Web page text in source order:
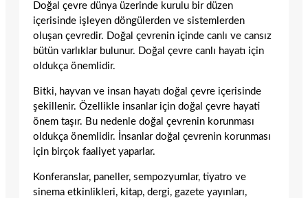
Doğal çevre dünya üzerinde kurulu bir düzen
içerisinde işleyen döngülerden ve sistemlerden
oluşan çevredir. Doğal çevrenin içinde canlı ve cansız
bütün varlıklar bulunur. Doğal çevre canlı hayatı için
oldukça önemlidir.
Bitki, hayvan ve insan hayatı doğal çevre içerisinde
şekillenir. Özellikle insanlar için doğal çevre hayati
önem taşır. Bu nedenle doğal çevrenin korunması
oldukça önemlidir. İnsanlar doğal çevrenin korunması
için birçok faaliyet yaparlar.
Konferanslar, paneller, sempozyumlar, tiyatro ve
sinema etkinlikleri, kitap, dergi, gazete yayınları,